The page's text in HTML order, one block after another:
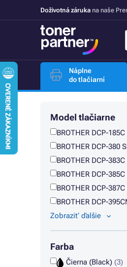
Doživotná záruka na naše
Náplne
do tlačiarní
Model tlačiarne
BROTHER DCP-185C
BROTHER DCP-380
BROTHER DCP-383C
BROTHER DCP-385C
BROTHER DCP-387C
BROTHER DCP-
Zobraziť ďalšie
Farba
Čierna (Black) (3)